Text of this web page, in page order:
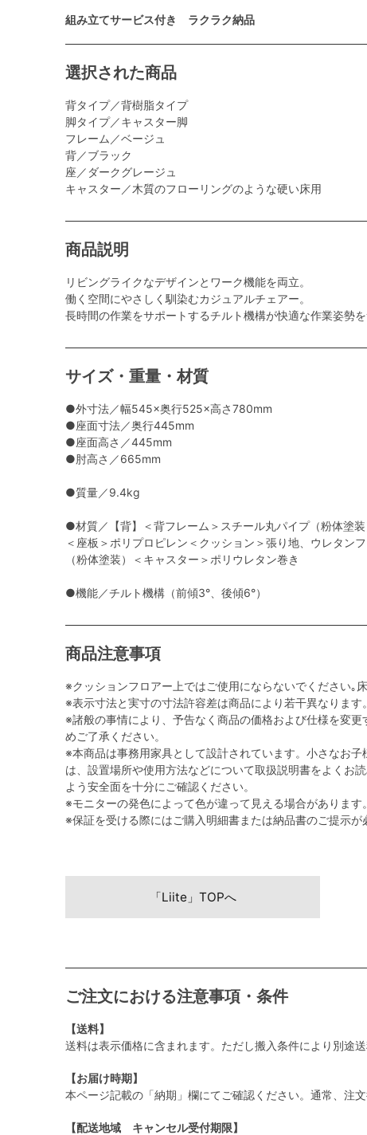
組み立てサービス付き ラクラク納品
選択された商品
背タイプ／背樹脂タイプ
脚タイプ／キャスター脚
フレーム／ベージュ
背／ブラック
座／ダークグレージュ
キャスター／木質のフローリングのような硬い床用
商品説明
リビングライクなデザインとワーク機能を両立。
働く空間にやさしく馴染むカジュアルチェアー。
長時間の作業をサポートするチルト機構が快適な作業姿勢を
サイズ・重量・材質
●外寸法／幅545×奥行525×高さ780mm
●座面寸法／奥行445mm
●座面高さ／445mm
●肘高さ／665mm
●質量／9.4kg
●材質／【背】＜背フレーム＞スチール丸パイプ（粉体塗装
＜座板＞ポリプロピレン＜クッション＞張り地、ウレタン
（粉体塗装）＜キャスター＞ポリウレタン巻き
●機能／チルト機構（前傾3°、後傾6°）
商品注意事項
※クッションフロアー上ではご使用にならないでください｡
※表示寸法と実寸の寸法許容差は商品により若干異なります。
※諸般の事情により、予告なく商品の価格および仕様を変
めご了承ください。
※本商品は事務用家具として設計されています。小さなお
は、設置場所や使用方法などについて取扱説明書をよくお
よう安全面を十分にご確認ください。
※モニターの発色によって色が違って見える場合があります。
※保証を受ける際にはご購入明細書または納品書のご提示が
「Liite」TOPへ
ご注文における注意事項・条件
【送料】
送料は表示価格に含まれます。ただし搬入条件により別途
【お届け時期】
本ページ記載の「納期」欄にてご確認ください。通常、注
【配送地域 キャンセル受付期限】